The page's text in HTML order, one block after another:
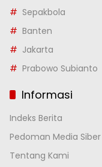
Sepakbola
Banten
Jakarta
Prabowo Subianto
Informasi
Indeks Berita
Pedoman Media Siber
Tentang Kami